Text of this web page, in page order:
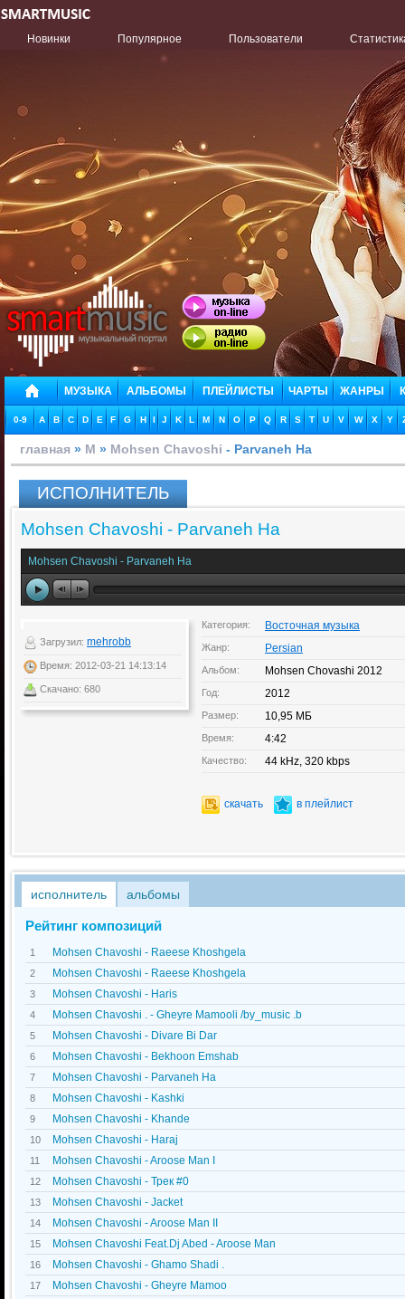
Новинки Популярное Пользователи
МУЗЫКА АЛЬБОМЫ ПЛЕЙЛИСТЫ ЧАРТЫ ЖАНРЫ
0-9 A B C D E F G H I J K L M N O P Q R S T U V W X Y
главная » M » Mohsen Chavoshi - Parvaneh Ha
ИСПОЛНИТЕЛЬ
Mohsen Chavoshi - Parvaneh Ha
Mohsen Chavoshi - Parvaneh Ha
Загрузил: mehrobb
Время: 2012-03-21 14:13:14
Скачано: 680
Категория: Восточная музыка
Жанр: Persian
Альбом: Mohsen Chovashi 2012
Год: 2012
Размер: 10,95 МБ
Время: 4:42
Качество: 44 kHz, 320 kbps
скачать в плейлист
исполнитель альбомы
Рейтинг композиций
1 Mohsen Chavoshi - Raeese Khoshgela
2 Mohsen Chavoshi - Raeese Khoshgela
3 Mohsen Chavoshi - Haris
4 Mohsen Chavoshi . - Gheyre Mamooli /by_music .b
5 Mohsen Chavoshi - Divare Bi Dar
6 Mohsen Chavoshi - Bekhoon Emshab
7 Mohsen Chavoshi - Parvaneh Ha
8 Mohsen Chavoshi - Kashki
9 Mohsen Chavoshi - Khande
10 Mohsen Chavoshi - Haraj
11 Mohsen Chavoshi - Aroose Man I
12 Mohsen Chavoshi - Трек #0
13 Mohsen Chavoshi - Jacket
14 Mohsen Chavoshi - Aroose Man II
15 Mohsen Chavoshi Feat.Dj Abed - Aroose Man
16 Mohsen Chavoshi - Ghamo Shadi .
17 Mohsen Chavoshi - Gheyre Mamoo